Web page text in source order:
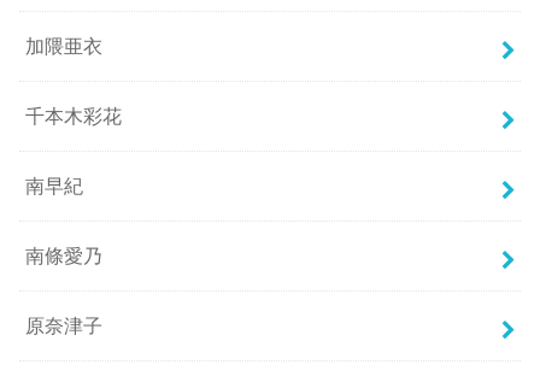
加隈亜衣
千本木彩花
南早紀
南條愛乃
原奈津子